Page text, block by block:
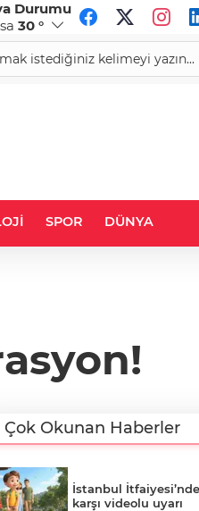
Durumu
30 °
%0,40
59,1139
SPOR DÜNYA
Çok Okunan Haberler
İstanbul
karşı videolu uyarı